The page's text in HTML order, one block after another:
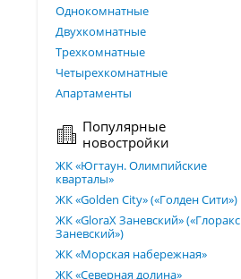
Однокомнатные
Двухкомнатные
Трехкомнатные
Четырехкомнатные
Апартаменты
Популярные
новостройки
ЖК «Югтаун. Олимпийские
кварталы»
ЖК «Golden City» («Голден Сити»)
ЖК «GloraX Заневский»​ («Глоракс
Заневский»)
ЖК «Морская набережная»
ЖК «Северная долина»